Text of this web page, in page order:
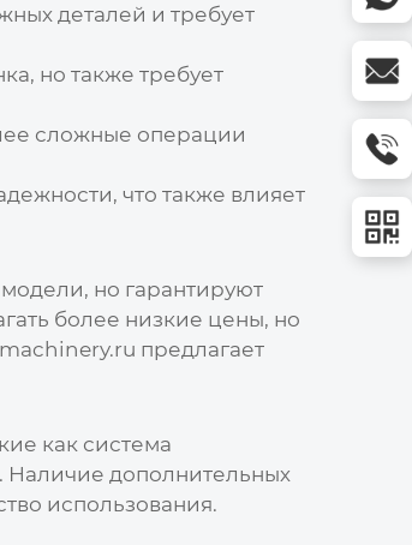
деталей и требует
но также требует
сложные операции
что также влияет
но гарантируют
более низкие цены, но
предлагает
как система
Наличие дополнительных
использования.